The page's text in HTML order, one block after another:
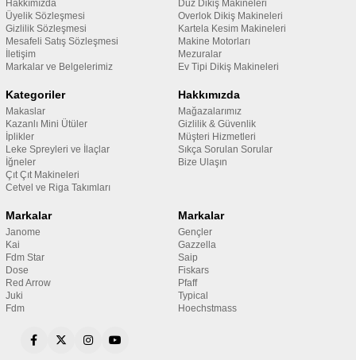
Hakkımızda
Üyelik Sözleşmesi
Gizlilik Sözleşmesi
Mesafeli Satış Sözleşmesi
İletişim
Markalar ve Belgelerimiz
Düz Dikiş Makineleri
Overlok Dikiş Makineleri
Kartela Kesim Makineleri
Makine Motorları
Mezuralar
Ev Tipi Dikiş Makineleri
Kategoriler
Makaslar
Kazanlı Mini Ütüler
İplikler
Leke Spreyleri ve İlaçlar
İğneler
Çıt Çıt Makineleri
Cetvel ve Riga Takımları
Hakkımızda
Mağazalarımız
Gizlilik & Güvenlik
Müşteri Hizmetleri
Sıkça Sorulan Sorular
Bize Ulaşın
Markalar
Janome
Kai
Fdm Star
Dose
Red Arrow
Juki
Fdm
Markalar
Gençler
Gazzella
Saip
Fiskars
Pfaff
Typical
Hoechstmass